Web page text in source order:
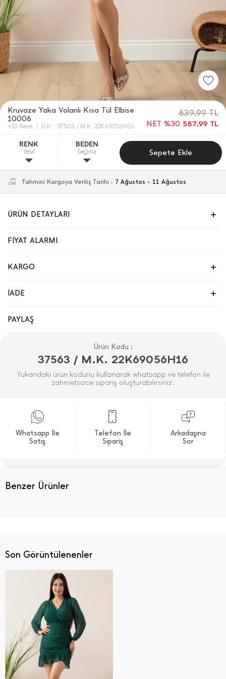
Kruvaze Yaka Volanlı Kısa Tül Elbise
10006
+10 Renk Ü.K : 37563 / M.K. 22K69056H16 NET %30 587,99 TL
839,99TL
RENK
Yesıl
BEDEN
Seçiniz Sepete Ekle
Tahmini Kargoya Veriliş Tarihi : 7 Ağustos - 11 Ağustos
ÜRÜN DETAYLARI
FİYAT ALARMI
KARGO
İADE
PAYLAŞ
Ürün Kodu :
37563 / M.K. 22K69056H16
Yukarıdaki ürün kodunu kullanarak whatsapp ve telefon ile
zahmetsizce sipariş oluşturabilirsiniz.
Whatsapp İle
Satış
Telefon İle
Sipariş
Arkadaşına
Sor
Benzer Ürünler
Son Görüntülenenler